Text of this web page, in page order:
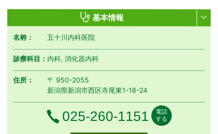
基本情報
名称： 五十川内科医院
診療科目： 内科, 消化器内科
住所：
〒 950-2055
新潟県新潟市西区寺尾東1-18-24
電話番号
025-260-1151
電話
する